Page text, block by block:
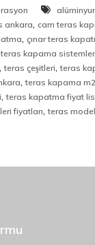
e
l
i
k
M
e
r
d
n
ankara,cam teras
,çınar teras
kapama
,teras çeşitleri,teras
,teras kapama
,teras kapatma fiyat
fiyatları,teras